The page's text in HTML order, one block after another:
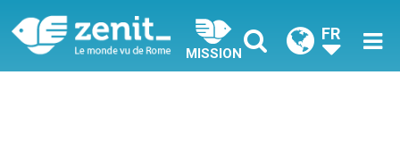
MISSION
FR